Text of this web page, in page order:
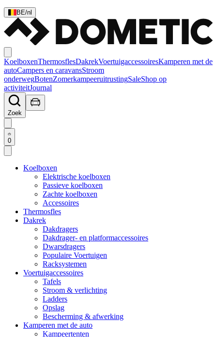
BE/nl
KoelboxenThermosflesDakrekVoertuigaccessoiresKamperen met de
autoCampers en caravansStroom
onderwegBotenZomerkampeeruitrustingSaleShop op
activiteitJournal
Zoek
0
Koelboxen
Elektrische koelboxen
Passieve koelboxen
Zachte koelboxen
Accessoires
Thermosfles
Dakrek
Dakdragers
Dakdrager- en platformaccessoires
Dwarsdragers
Populaire Voertuigen
Racksystemen
Voertuigaccessoires
Tafels
Stroom & verlichting
Ladders
Opslag
Bescherming & afwerking
Kamperen met de auto
Kampeertenten